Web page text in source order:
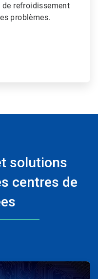
refroidissement
problèmes.
solutions
centres de